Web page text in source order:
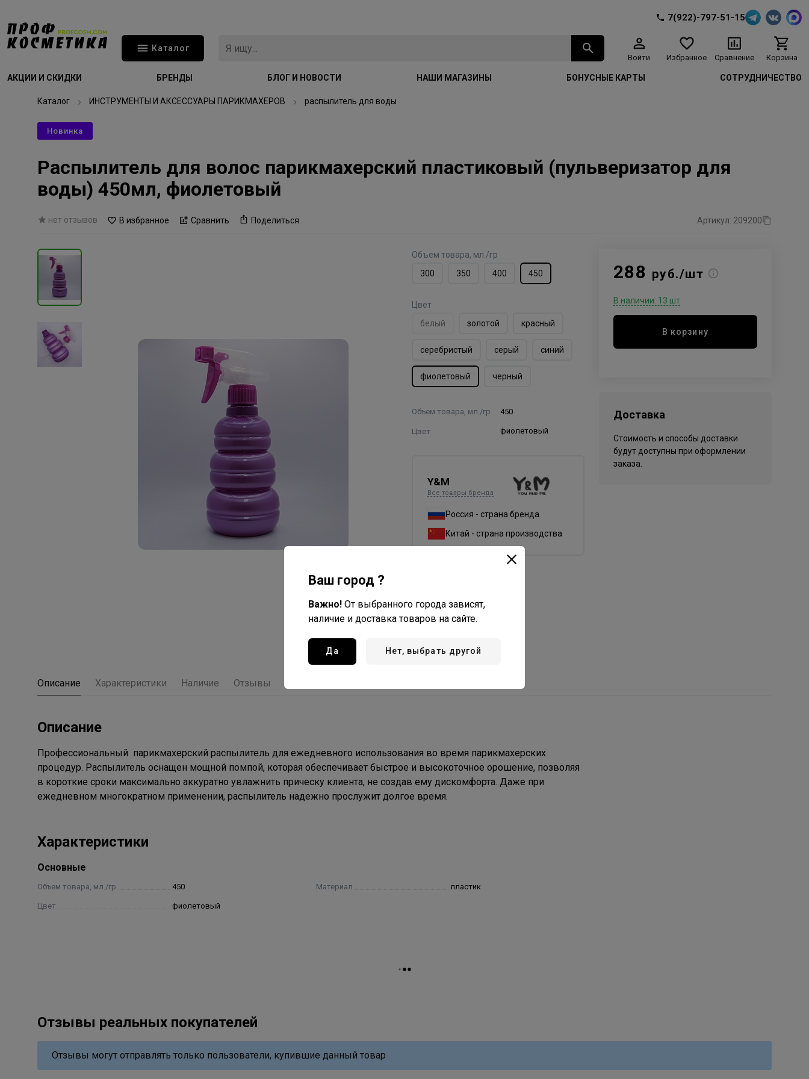
7(922)-797-51-15
Каталог
Войти Избранное Сравнение Корзина
АКЦИИ И СКИДКИ БРЕНДЫ БЛОГ И НОВОСТИ НАШИ МАГАЗИНЫ БОНУСНЫЕ КАРТЫ СОТРУДНИЧЕСТВО
Каталог ИНСТРУМЕНТЫ И АКСЕССУАРЫ ПАРИКМАХЕРОВ распылитель для воды
Новинка
Распылитель для волос парикмахерский пластиковый (пульверизатор для
воды) 450мл, фиолетовый
нет отзывов В избранное Сравнить Поделиться Артикул: 209200
Объем товара, мл./гр
300
350 400 450
Цвет
белый
золотой красный
серебристый серый синий
фиолетовый черный
Объем товара, мл./гр 450
Цвет фиолетовый
Y&M
Все товары бренда
Россия - страна бренда
Китай - страна производства
288 руб./шт
В наличии: 13 шт
В корзину
Доставка
Стоимость и способы доставки
будут доступны при оформлении
заказа.
Описание Характеристики Наличие Отзывы
Описание
Профессиональный парикмахерский распылитель для ежедневного использования во время парикмахерских
процедур. Распылитель оснащен мощной помпой, которая обеспечивает быстрое и высокоточное орошение, позволяя
в короткие сроки максимально аккуратно увлажнить прическу клиента, не создав ему дискомфорта. Даже при
ежедневном многократном применении, распылитель надежно прослужит долгое время.
Характеристики
Основные
Объем товара, мл./гр 450
Цвет фиолетовый
Материал пластик
Отзывы реальных покупателей
Отзывы могут отправлять только пользователи, купившие данный товар
Ваш город ?
Важно! От выбранного города зависят,
наличие и доставка товаров на сайте.
Да Нет, выбрать другой